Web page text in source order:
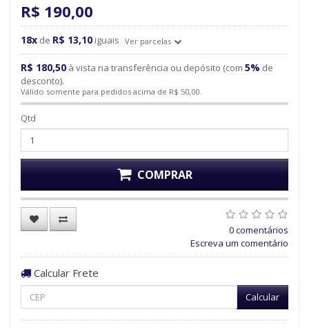
R$ 190,00
18x de R$ 13,10 iguais Ver parcelas
R$ 180,50 à vista na transferência ou depósito (com 5% de
desconto).
Válido somente para pedidos acima de R$ 50,00.
Qtd
COMPRAR
0 comentários
Escreva um comentário
Calcular Frete
Calcular